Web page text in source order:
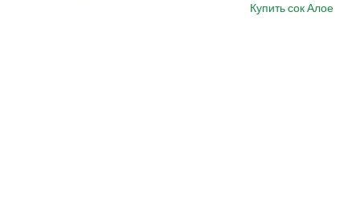
Купить сок Алое